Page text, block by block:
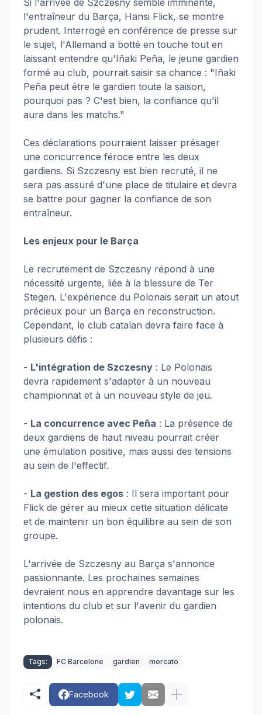
Si l'arrivée de Szczesny semble imminente,
l'entraîneur du Barça, Hansi Flick, se montre
prudent. Interrogé en conférence de presse sur
le sujet, l'Allemand a botté en touche tout en
laissant entendre qu'Iñaki Peña, le jeune gardien
formé au club, pourrait saisir sa chance : "Iñaki
Peña peut être le gardien toute la saison,
pourquoi pas ? C'est bien, la confiance qu'il
aura dans les matchs."
Ces déclarations pourraient laisser présager
une concurrence féroce entre les deux
gardiens. Si Szczesny est bien recruté, il ne
sera pas assuré d'une place de titulaire et devra
se battre pour gagner la confiance de son
entraîneur.
Les enjeux pour le Barça
Le recrutement de Szczesny répond à une
nécessité urgente, liée à la blessure de Ter
Stegen. L'expérience du Polonais serait un atout
précieux pour un Barça en reconstruction.
Cependant, le club catalan devra faire face à
plusieurs défis :
- L'intégration de Szczesny : Le Polonais
devra rapidement s'adapter à un nouveau
championnat et à un nouveau style de jeu.
- La concurrence avec Peña : La présence de
deux gardiens de haut niveau pourrait créer
une émulation positive, mais aussi des tensions
au sein de l'effectif.
- La gestion des egos : Il sera important pour
Flick de gérer au mieux cette situation délicate
et de maintenir un bon équilibre au sein de son
groupe.
L'arrivée de Szczesny au Barça s'annonce
passionnante. Les prochaines semaines
devraient nous en apprendre davantage sur les
intentions du club et sur l'avenir du gardien
polonais.
Tags: FC Barcelone gardien mercato
Facebook